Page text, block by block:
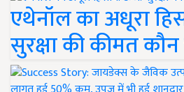
एथेनॉल का अधूरा
सुरक्षा की कीमत